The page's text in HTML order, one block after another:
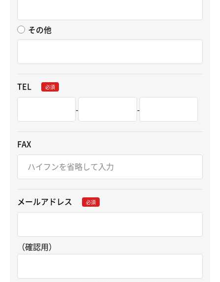
その他
TEL 必須
- -
FAX
メールアドレス 必須
（確認用）